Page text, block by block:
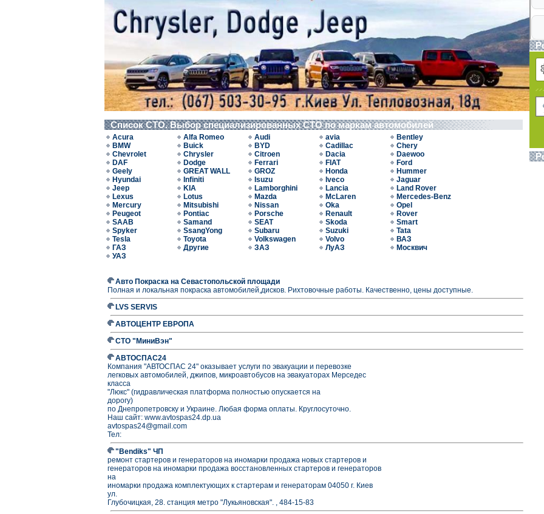
Список СТО. Выбор специализированных СТО по маркам автомобилей
Acura Alfa Romeo Audi avia
Bentley
BMW
Buick BYD Cadillac
Chery
Chevrolet
Chrysler Citroen Dacia
Daewoo
DAF
Dodge Ferrari FIAT
Ford
Geely
GREAT WALL GROZ Honda
Hummer
Hyundai
Infiniti Isuzu Iveco
Jaguar
Jeep
KIA Lamborghini Lancia
Land Rover
Lexus
Lotus Mazda McLaren
Mercedes-Benz
Mercury
Mitsubishi Nissan Oka
Opel
Peugeot
Pontiac Porsche Renault
Rover
SAAB
Samand SEAT Skoda
Smart
Spyker
SsangYong Subaru Suzuki
Tata
Tesla
Toyota Volkswagen Volvo
ВАЗ
ГАЗ
Другие ЗАЗ ЛуАЗ
Москвич
УАЗ
Авто Покраска на Севастопольской площади
Полная и локальная покраска автомобилей,дисков. Рихтовочные работы. Качественно, цены доступные.
LVS SERVIS
АВТОЦЕНТР ЕВРОПА
СТО "МиниВэн"
АВТОСПАС24
Компания "АВТОСПАС 24" оказывает услуги по эвакуации и перевозке
легковых автомобилей, джипов, микроавтобусов на эвакуаторах Мерседес
класса
"Люкс" (гидравлическая платформа полностью опускается на
дорогу)
по Днепропетровску и Украине. Любая форма оплаты. Круглосуточно.
Наш сайт: www.avtospas24.dp.ua
avtospas24@gmail.com
Тел:
"Bendiks" ЧП
ремонт стартеров и генераторов на иномарки продажа новых стартеров и
генераторов на иномарки продажа восстановленных стартеров и генераторов
на
иномарки продажа комплектующих к стартерам и генераторам 04050 г. Киев
ул.
Глубочицкая, 28. станция метро "Лукьяновская". , 484-15-83